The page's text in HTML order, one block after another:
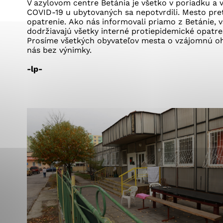
Karanténna stanica Malacky
Sčítanie obyvateľov, domov a bytov
2021
Separovaný zber v meste
V azylovom centre Betánia je všetko v poriadku
COVID-19 u ubytovaných sa nepotvrdili. Mesto
opatrenie. Ako nás informovali priamo z Betánie,
dodržiavajú všetky interné protiepidemické
Prosíme všetkých obyvateľov mesta o vzájomnú
nás bez výnimky.
-lp-
Technické cookies
Technické súbory cookie
tým, že umožňujú
Analytické cookies
aby mohol stránky
možné ich spojiť s